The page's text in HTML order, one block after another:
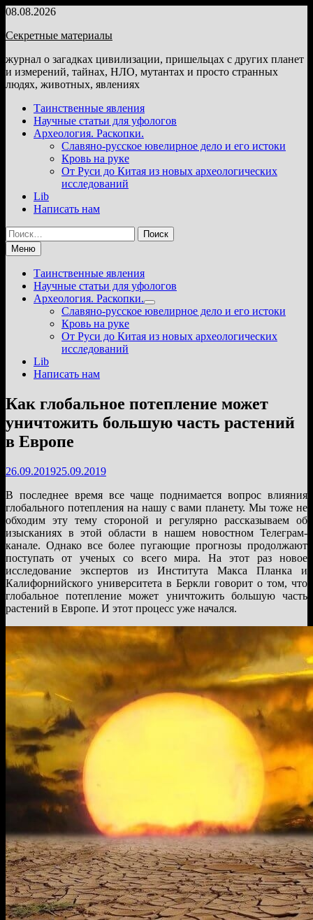
Перейти
содержимому
08.08.2026
Секретные материалы
журнал о загадках цивилизации, пришельцах с других планет
и измерений, тайнах, НЛО, мутантах и просто странных
людях, животных, явлениях
Таинственные явления
Научные статьи для уфологов
Археология. Раскопки.
Славяно-русское ювелирное дело и его истоки
Кровь на руке
От Руси до Китая из новых археологических
исследований
Lib
Написать нам
Найти:
Меню
Таинственные явления
Научные статьи для уфологов
Археология. Раскопки.
Показать
подменю
Славяно-русское ювелирное дело и его истоки
Кровь на руке
От Руси до Китая из новых археологических
исследований
Lib
Написать нам
Как глобальное потепление может
уничтожить большую часть растений
в Европе
26.09.201925.09.2019
В последнее время все чаще поднимается вопрос влияния
глобального потепления на нашу с вами планету. Мы тоже не
обходим эту тему стороной и регулярно рассказываем об
изысканиях в этой области в нашем новостном Телеграм-
канале. Однако все более пугающие прогнозы продолжают
поступать от ученых со всего мира. На этот раз новое
исследование экспертов из Института Макса Планка и
Калифорнийского университета в Беркли говорит о том, что
глобальное потепление может уничтожить большую часть
растений в Европе. И этот процесс уже начался.